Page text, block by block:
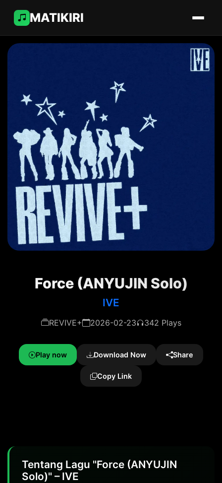
MATIKIRI
Force (ANYUJIN Solo)
IVE
REVIVE+ 2026-02-23 342 Plays
Play now Download Now Share
Copy Link
Tentang Lagu "Force (ANYUJIN
Solo)" – IVE